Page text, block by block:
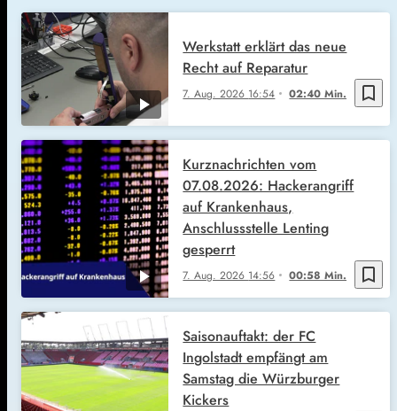
bookmark_border
7. Aug. 2026 16:54 02:40 Min.
Werkstatt erklärt das neue
Recht auf Reparatur
bookmark_border
7. Aug. 2026 14:56 00:58 Min.
Kurznachrichten vom
07.08.2026: Hackerangriff
auf Krankenhaus,
Anschlussstelle Lenting
gesperrt
Saisonauftakt: der FC
Ingolstadt empfängt am
Samstag die Würzburger
Kickers